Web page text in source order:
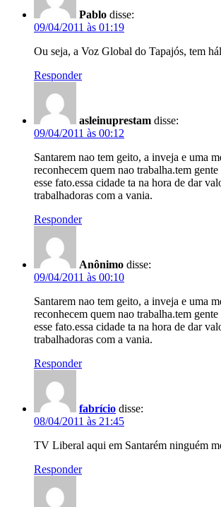
Pablo disse:
09/04/2011 às 01:19
Ou seja, a Voz Global do Tapajós, tem
Responder
asleinuprestam disse:
09/04/2011 às 00:12
Santarem nao tem geito, a inveja e uma
reconhecem quem nao trabalha.tem
esse fato.essa cidade ta na hora de dar
trabalhadoras com a vania.
Responder
Anônimo disse:
09/04/2011 às 00:10
Santarem nao tem geito, a inveja e uma
reconhecem quem nao trabalha.tem
esse fato.essa cidade ta na hora de dar
trabalhadoras com a vania.
Responder
fabrício disse:
08/04/2011 às 21:45
TV Liberal aqui em Santarém ninguém
Responder